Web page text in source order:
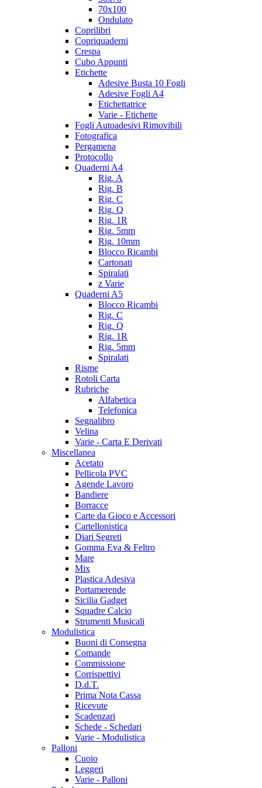
70x100
Ondulato
Coprilibri
Copriquaderni
Crespa
Cubo Appunti
Etichette
Adesive Busta 10 Fogli
Adesive Fogli A4
Etichettatrice
Varie - Etichette
Fogli Autoadesivi Rimovibili
Fotografica
Pergamena
Protocollo
Quaderni A4
Rig. A
Rig. B
Rig. C
Rig. Q
Rig. 1R
Rig. 5mm
Rig. 10mm
Blocco Ricambi
Cartonati
Spiralati
z Varie
Quaderni A5
Blocco Ricambi
Rig. C
Rig. Q
Rig. 1R
Rig. 5mm
Spiralati
Risme
Rotoli Carta
Rubriche
Alfabetica
Telefonica
Segnalibro
Velina
Varie - Carta E Derivati
Miscellanea
Acetato
Pellicola PVC
Agende Lavoro
Bandiere
Borracce
Carte da Gioco e Accessori
Cartellonistica
Diari Segreti
Gomma Eva & Feltro
Mare
Mix
Plastica Adesiva
Portamerende
Sicilia Gadget
Squadre Calcio
Strumenti Musicali
Modulistica
Buoni di Consegna
Comande
Commissione
Corrispettivi
D.d.T.
Prima Nota Cassa
Ricevute
Scadenzari
Schede - Schedari
Varie - Modulistica
Palloni
Cuoio
Leggeri
Varie - Palloni